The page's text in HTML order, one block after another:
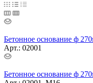
Бетонное основание ф
Арт.: 02001
Бетонное основание ф